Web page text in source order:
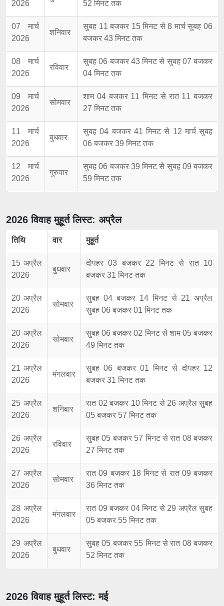
2026
52 मिनट तक
07 मार्च
2026
शनिवार
सुबह 11 बजकर 15 मिनट से 8 मार्च सुबह 06
बजकर 43 मिनट तक
08 मार्च
2026
रविवार
सुबह 06 बजकर 43 मिनट से सुबह 07 बजकर
04 मिनट तक
09 मार्च
2026
सोमवार
शाम 04 बजकर 11 मिनट से रात 11 बजकर
27 मिनट तक
11 मार्च
2026
बुधवार
सुबह 04 बजकर 41 मिनट से 12 मार्च सुबह
06 बजकर 39 मिनट तक
12 मार्च
2026
गुरुवार
सुबह 06 बजकर 39 मिनट से सुबह 09 बजकर
59 मिनट तक
2026 विवाह मुहूर्त लिस्ट: अप्रैल
तिथि वार मुहूर्त
15 अप्रैल
2026
बुधवार
दोपहर 03 बजकर 22 मिनट से रात 10
बजकर 31 मिनट तक
20 अप्रैल
2026
सोमवार
सुबह 04 बजकर 14 मिनट से 21 अप्रैल
सुबह 06 बजकर 01 मिनट तक
20 अप्रैल
2026
सोमवार
सुबह 06 बजकर 02 मिनट से शाम 05 बजकर
49 मिनट तक
21 अप्रैल
2026
मंगलवार
सुबह 06 बजकर 01 मिनट से दोपहर 12
बजकर 31 मिनट तक
25 अप्रैल
2026
शनिवार
रात 02 बजकर 10 मिनट से 26 अप्रैल सुबह
05 बजकर 57 मिनट तक
26 अप्रैल
2026
रविवार
सुबह 05 बजकर 57 मिनट से रात 08 बजकर
27 मिनट तक
27 अप्रैल
2026
सोमवार
रात 09 बजकर 18 मिनट से रात 09 बजकर
36 मिनट तक
28 अप्रैल
2026
मंगलवार
रात 09 बजकर 04 मिनट से 29 अप्रैल सुबह
05 बजकर 55 मिनट तक
29 अप्रैल
2026
बुधवार
सुबह 05 बजकर 55 मिनट से रात 08 बजकर
52 मिनट तक
2026 विवाह मुहूर्त लिस्ट: मई